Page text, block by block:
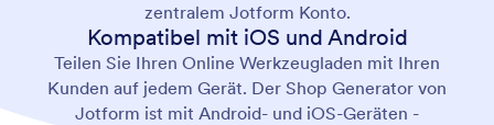
zentralem Jotform Konto.
Kompatibel mit iOS und Android
Teilen Sie Ihren Online Werkzeugladen mit Ihren
Kunden auf jedem Gerät. Der Shop Generator von
Jotform ist mit Android- und iOS-Geräten -